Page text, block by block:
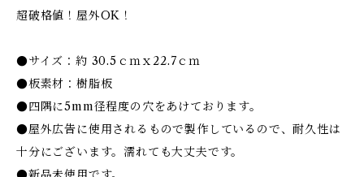
超破格値！屋外OK！
●サイズ：約 30.5ｃｍｘ22.7ｃｍ
●板素材：樹脂板
●四隅に5mm径程度の穴をあけております。
●屋外広告に使用されるもので製作しているので、耐久性は
十分にございます。濡れても大丈夫です。